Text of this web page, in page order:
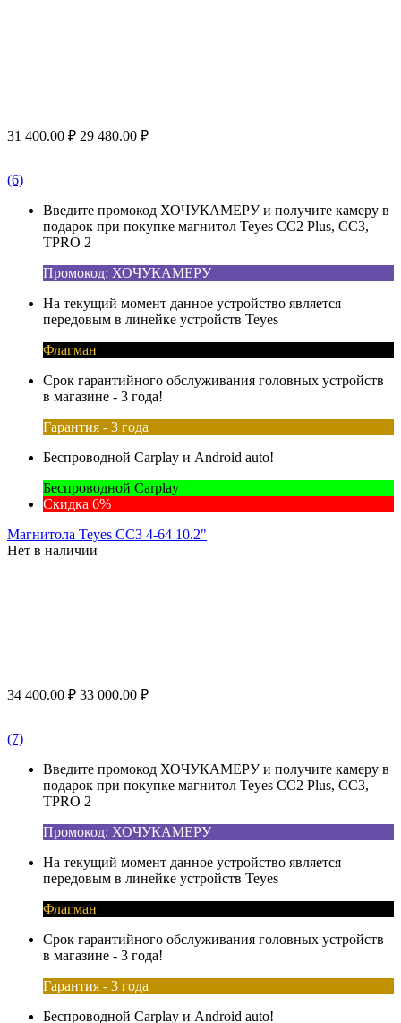
31 400.00 ₽ 29 480.00 ₽
(6)
Введите промокод ХОЧУКАМЕРУ и получите камеру в
подарок при покупке магнитол Teyes CC2 Plus, CC3,
TPRO 2
Промокод: ХОЧУКАМЕРУ
На текущий момент данное устройство является
передовым в линейке устройств Teyes
Флагман
Срок гарантийного обслуживания головных устройств
в магазине - 3 года!
Гарантия - 3 года
Беспроводной Carplay и Android auto!
Беспроводной Carplay
Скидка 6%
Магнитола Teyes CC3 4-64 10.2"
Нет в наличии
34 400.00 ₽ 33 000.00 ₽
(7)
Введите промокод ХОЧУКАМЕРУ и получите камеру в
подарок при покупке магнитол Teyes CC2 Plus, CC3,
TPRO 2
Промокод: ХОЧУКАМЕРУ
На текущий момент данное устройство является
передовым в линейке устройств Teyes
Флагман
Срок гарантийного обслуживания головных устройств
в магазине - 3 года!
Гарантия - 3 года
Беспроводной Carplay и Android auto!